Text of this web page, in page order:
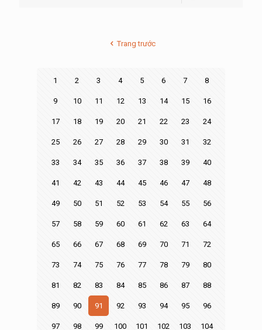
Trang trước
1 2 3 4 5 6 7 8
9 10 11 12 13 14 15 16
17 18 19 20 21 22 23 24
25 26 27 28 29 30 31 32
33 34 35 36 37 38 39 40
41 42 43 44 45 46 47 48
49 50 51 52 53 54 55 56
57 58 59 60 61 62 63 64
65 66 67 68 69 70 71 72
73 74 75 76 77 78 79 80
81 82 83 84 85 86 87 88
89 90 91 92 93 94 95 96
97 98 99 100 101 102 103 104